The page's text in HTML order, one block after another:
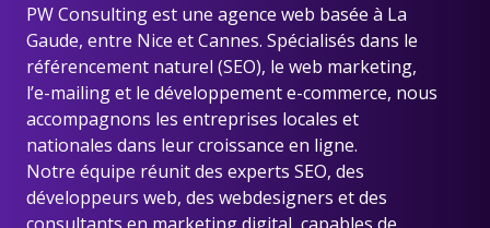
PW Consulting est une agence web basée à La
Gaude, entre Nice et Cannes. Spécialisés dans le
référencement naturel (SEO), le web marketing,
l’e-mailing et le développement e-commerce, nous
accompagnons les entreprises locales et
nationales dans leur croissance en ligne.
Notre équipe réunit des experts SEO, des
développeurs web, des webdesigners et des